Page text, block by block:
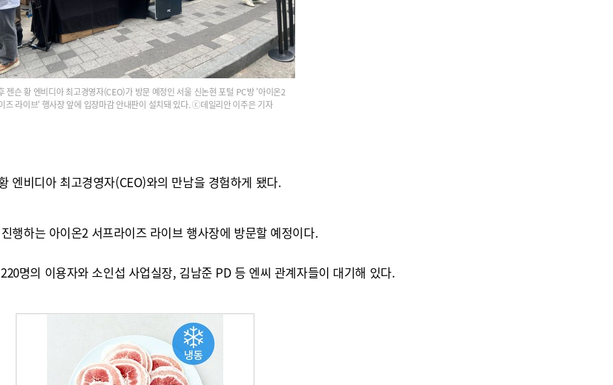
젠슨 황 엔비디아 최고경영자(CEO)가 방문 예정인 서울 신논현 포털 PC방 '아이온2
즈 라이브' 행사장 앞에 입장마감 안내판이 설치돼 있다. ⓒ데일리안 이주은 기자
엔비디아 최고경영자(CEO)와의 만남을 경험하게 됐다.
행하는 아이온2 서프라이즈 라이브 행사장에 방문할 예정이다.
명의 이용자와 소인섭 사업실장, 김남준 PD 등 엔씨 관계자들이 대기해 있다.